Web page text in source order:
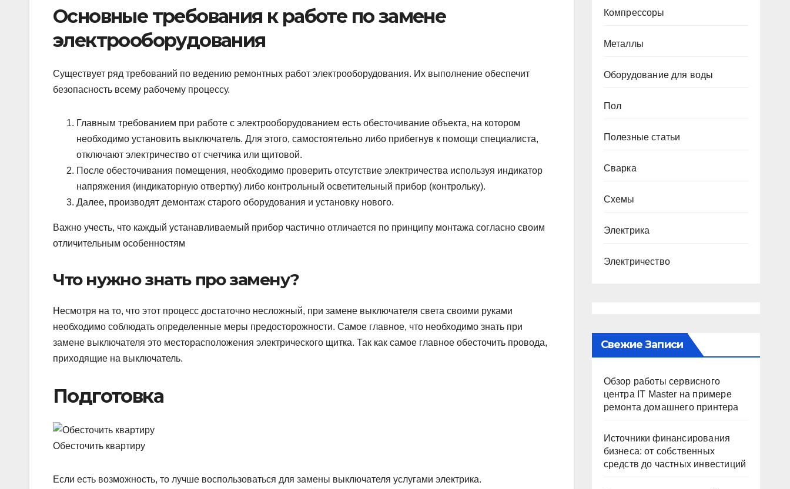
Основные требования к работе по замене
электрооборудования
Существует ряд требований по ведению ремонтных работ электрооборудования. Их выполнение обеспечит
безопасность всему рабочему процессу.
Главным требованием при работе с электрооборудованием есть обесточивание объекта, на котором
необходимо установить выключатель. Для этого, самостоятельно либо прибегнув к помощи специалиста,
отключают электричество от счетчика или щитовой.
После обесточивания помещения, необходимо проверить отсутствие электричества используя индикатор
напряжения (индикаторную отвертку) либо контрольный осветительный прибор (контрольку).
Далее, производят демонтаж старого оборудования и установку нового.
Важно учесть, что каждый устанавливаемый прибор частично отличается по принципу монтажа согласно своим
отличительным особенностям
Что нужно знать про замену?
Несмотря на то, что этот процесс достаточно несложный, при замене выключателя света своими руками
необходимо соблюдать определенные меры предосторожности. Самое главное, что необходимо знать при
замене выключателя это месторасположения электрического щитка. Так как самое главное обесточить провода,
приходящие на выключатель.
Подготовка
Обесточить квартиру
Если есть возможность, то лучше воспользоваться для замены выключателя услугами электрика.
Компрессоры
Металлы
Оборудование для воды
Пол
Полезные статьи
Сварка
Схемы
Электрика
Электричество
Свежие Записи
Обзор работы сервисного
центра IT Master на примере
ремонта домашнего принтера
Источники финансирования
бизнеса: от собственных
средств до частных инвестиций